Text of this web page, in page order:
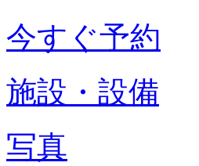
今すぐ予約
施設・設備
写真